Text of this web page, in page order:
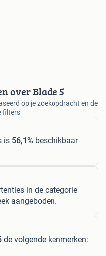
over Blade 5
op je zoekopdracht en de
filters
is 56,1% beschikbaar
in de categorie
aangeboden.
de volgende kenmerken: